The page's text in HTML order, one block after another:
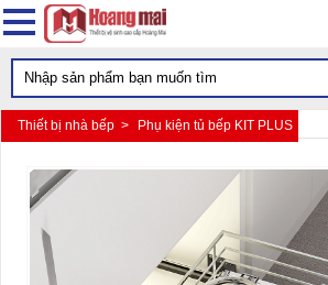
Thiết bị nhà bếp > Phụ kiện tủ bếp KIT PLUS